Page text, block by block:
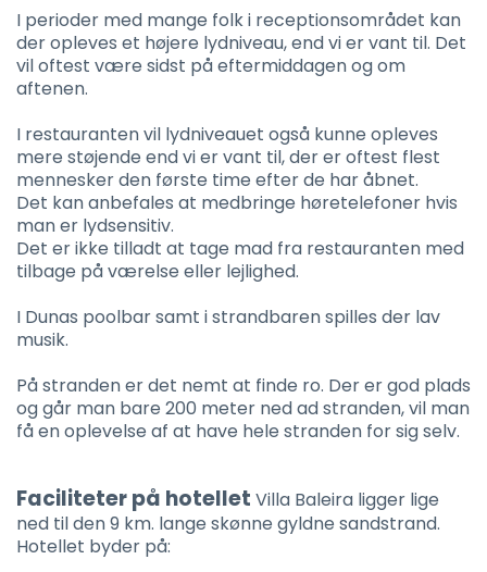
I perioder med mange folk i receptionsområdet kan
der opleves et højere lydniveau, end vi er vant til. Det
vil oftest være sidst på eftermiddagen og om
aftenen.
I restauranten vil lydniveauet også kunne opleves
mere støjende end vi er vant til, der er oftest flest
mennesker den første time efter de har åbnet.
Det kan anbefales at medbringe høretelefoner hvis
man er lydsensitiv.
Det er ikke tilladt at tage mad fra restauranten med
tilbage på værelse eller lejlighed.
I Dunas poolbar samt i strandbaren spilles der lav
musik.
På stranden er det nemt at finde ro. Der er god plads
og går man bare 200 meter ned ad stranden, vil man
få en oplevelse af at have hele stranden for sig selv.
Faciliteter på hotellet Villa Baleira ligger lige
ned til den 9 km. lange skønne gyldne sandstrand.
Hotellet byder på: